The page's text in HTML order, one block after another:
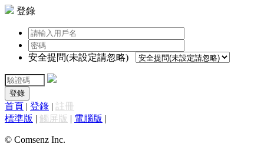
登錄
安全提問(未設定請忽略)
登錄
首頁 | 登錄 | 註冊
標準版 | 觸屏版 | 電腦版 |
© Comsenz Inc.